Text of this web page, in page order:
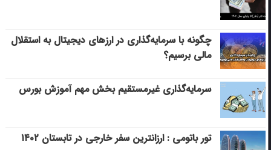
چگونه با سرمایه‌گذاری در ارزهای دیجیتال به استقلال
مالی برسیم؟
سرمایه‌گذاری غیرمستقیم بخش مهم آموزش بورس
تور باتومی : ارزانترین سفر خارجی در تابستان ۱۴۰۲